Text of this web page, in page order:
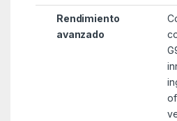
Rendimiento
avanzado